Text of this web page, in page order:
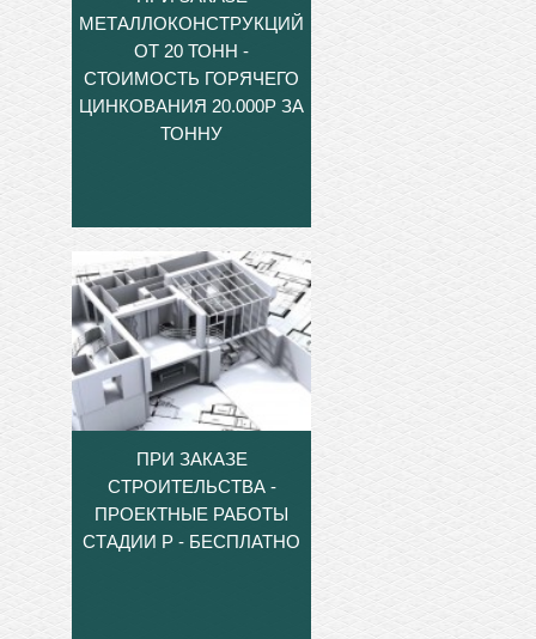
МЕТАЛЛОКОНСТРУКЦИЙ
ОТ 20 ТОНН -
СТОИМОСТЬ ГОРЯЧЕГО
ЦИНКОВАНИЯ 20.000Р ЗА
ТОННУ
ПРИ ЗАКАЗЕ
СТРОИТЕЛЬСТВА -
ПРОЕКТНЫЕ РАБОТЫ
СТАДИИ Р - БЕСПЛАТНО